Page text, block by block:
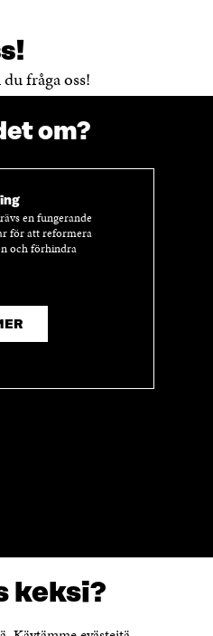
keksi?
fråga oss!
om?
en fungerande
för att reformera
och förhindra
och webbtjänster